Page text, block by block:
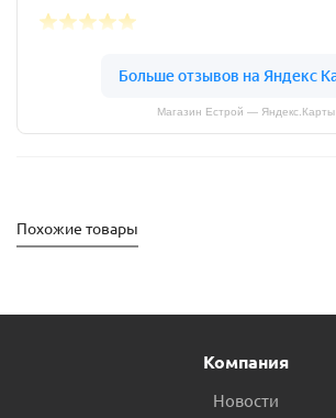
Магазин Естрой — Яндекс.Карты
Похожие товары
Компания
Новости